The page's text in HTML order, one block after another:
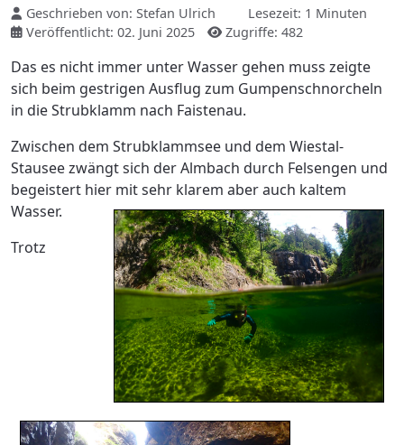
Geschrieben von: Stefan Ulrich
Lesezeit: 1 Minuten
Veröffentlicht: 02. Juni 2025
Zugriffe: 482
Das es nicht immer unter Wasser gehen muss zeigte
sich beim gestrigen Ausflug zum Gumpenschnorcheln
in die Strubklamm nach Faistenau.
Zwischen dem Strubklammsee und dem Wiestal-
Stausee zwängt sich der Almbach durch Felsengen und
begeistert hier mit sehr klarem aber auch kaltem
Wasser.
Trotz